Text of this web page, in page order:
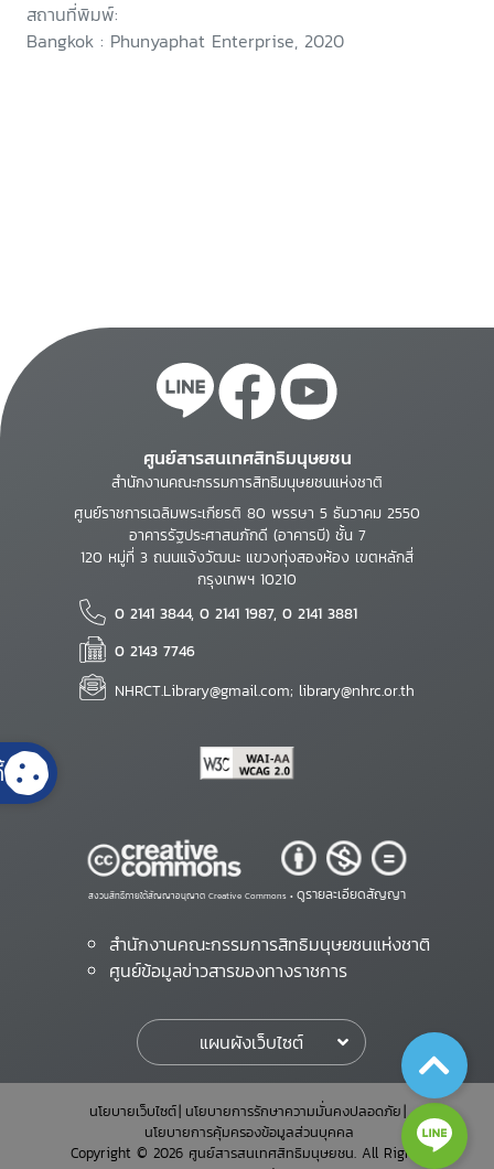
สถานที่พิมพ์:
Bangkok : Phunyaphat Enterprise, 2020
ศูนย์สารสนเทศสิทธิมนุษยชน
สำนักงานคณะกรรมการสิทธิมนุษยชนแห่งชาติ
ศูนย์ราชการเฉลิมพระเกียรติ 80 พรรษา 5 ธันวาคม 2550
อาคารรัฐประศาสนภักดี (อาคารบี) ชั้น 7
120 หมู่ที่ 3 ถนนแจ้งวัฒนะ แขวงทุ่งสองห้อง เขตหลักสี่
กรุงเทพฯ 10210
0 2141 3844, 0 2141 1987, 0 2141 3881
0 2143 7746
NHRCT.Library@gmail.com; library@nhrc.or.th
สงวนสิทธิ์ภายใต้สัญญาอนุญาต Creative Commons • ดูรายละเอียดสัญญา
สำนักงานคณะกรรมการสิทธิมนุษยชนแห่งชาติ
ศูนย์ข้อมูลข่าวสารของทางราชการ
แผนผังเว็บไซต์
นโยบายเว็บไซต์ นโยบายการรักษาความมั่นคงปลอดภัย
นโยบายการคุ้มครองข้อมูลส่วนบุคคล
Copyright © 2026 ศูนย์สารสนเทศสิทธิมนุษยชน. All Rights